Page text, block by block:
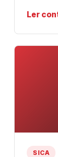
Ler
SICA